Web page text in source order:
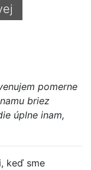
pomerne
briez
úplne inam,
keď sme